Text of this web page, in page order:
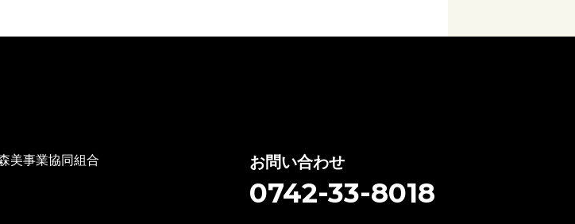
美事業協同組合
お問い合わせ
0742-33-8018